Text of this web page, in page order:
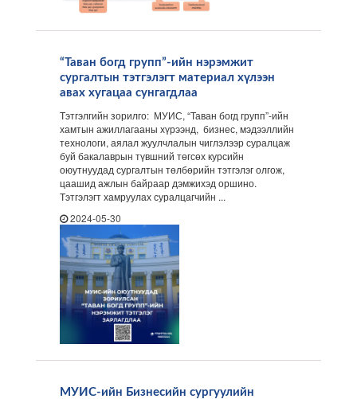
“Таван богд групп”-ийн нэрэмжит
сургалтын тэтгэлэгт материал хүлээн
авах хугацаа сунгагдлаа
Тэтгэлгийн зорилго: МУИС, “Таван богд групп”-ийн
хамтын ажиллагааны хүрээнд, бизнес, мэдээллийн
технологи, аялал жуулчлалын чиглэлээр суралцаж
буй бакалаврын түвшний төгсөх курсийн
оюутнуудад сургалтын төлбөрийн тэтгэлэг олгож,
цаашид ажлын байраар дэмжихэд оршино.
Тэтгэлэгт хамруулах суралцагчийн ...
2024-05-30
МУИС-ийн Бизнесийн сургуулийн